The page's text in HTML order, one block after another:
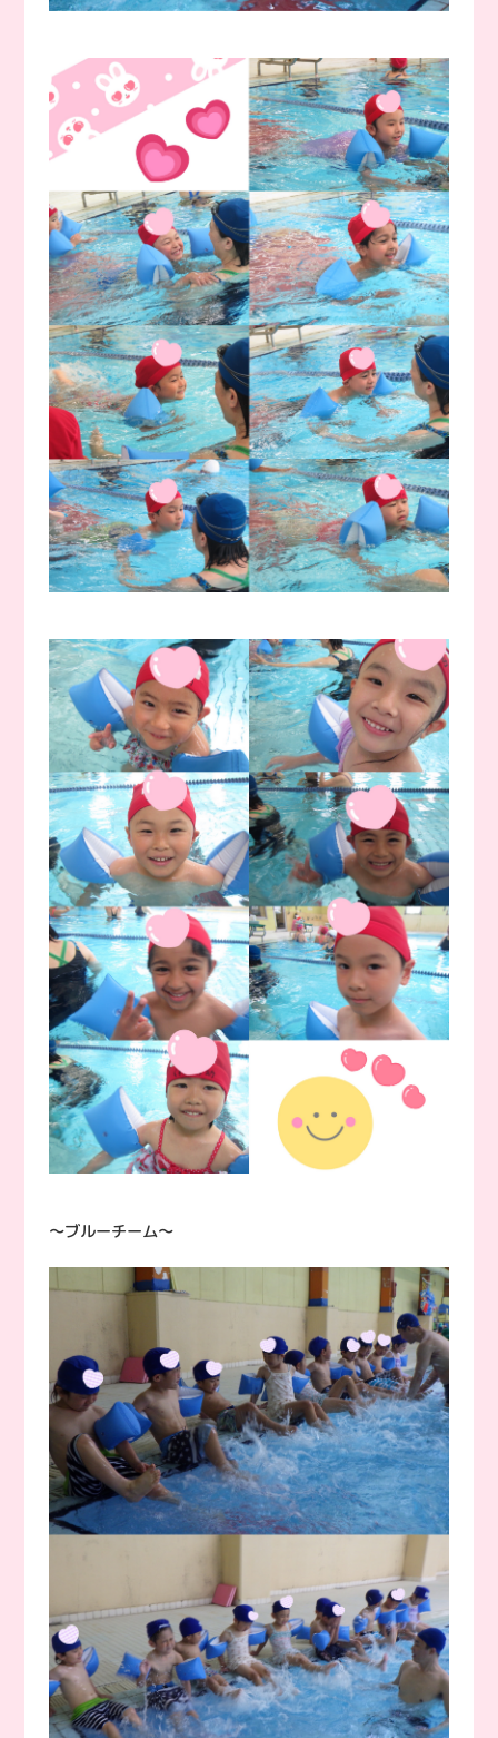
〜ブルーチーム〜